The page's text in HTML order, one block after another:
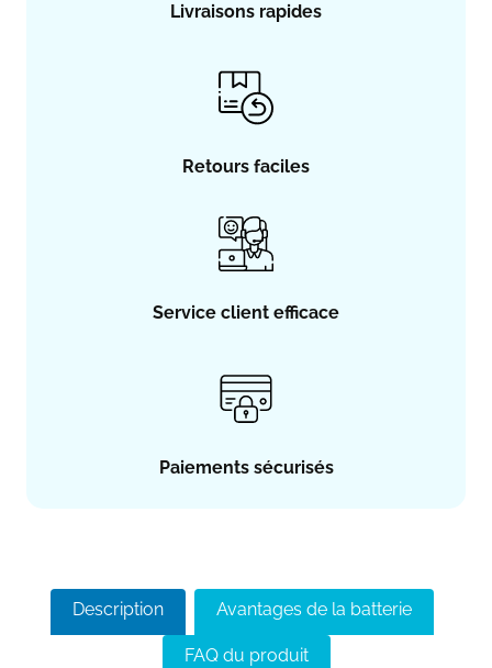
Livraisons rapides
Retours faciles
Service client efficace
Paiements sécurisés
Description Avantages de la batterie
FAQ du produit